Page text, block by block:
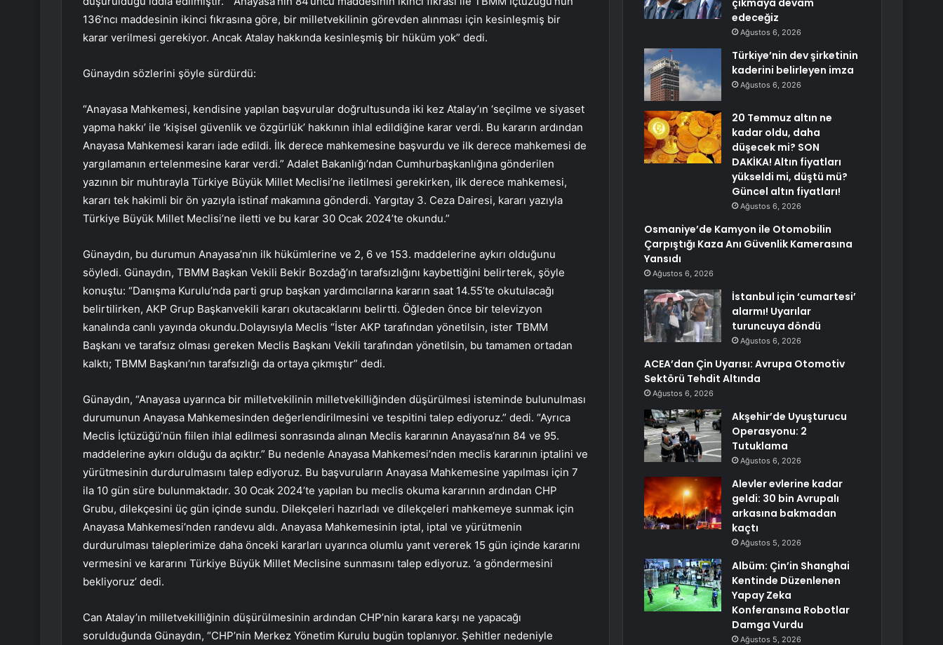
136’ncı maddesinin ikinci fıkrasına göre, bir milletvekilinin görevden alınması için kesinleşmiş bir
karar verilmesi gerekiyor. Ancak Atalay hakkında kesinleşmiş bir hüküm yok” dedi.
Günaydın sözlerini şöyle sürdürdü:
“Anayasa Mahkemesi, kendisine yapılan başvurular doğrultusunda iki kez Atalay’ın ‘seçilme ve siyaset
yapma hakkı’ ile ‘kişisel güvenlik ve özgürlük’ hakkının ihlal edildiğine karar verdi. Bu kararın ardından
Anayasa Mahkemesi kararı iade edildi. İlk derece mahkemesine başvurdu ve ilk derece mahkemesi de
yargılamanın ertelenmesine karar verdi.” Adalet Bakanlığı’ndan Cumhurbaşkanlığına gönderilen
yazının bir muhtırayla Türkiye Büyük Millet Meclisi’ne iletilmesi gerekirken, ilk derece mahkemesi,
kararı tek hakimli bir ön yazıyla istinaf makamına gönderdi. Yargıtay 3. Ceza Dairesi, kararı yazıyla
Türkiye Büyük Millet Meclisi’ne iletti ve bu karar 30 Ocak 2024’te okundu.”
Günaydın, bu durumun Anayasa’nın ilk hükümlerine ve 2, 6 ve 153. maddelerine aykırı olduğunu
söyledi. Günaydın, TBMM Başkan Vekili Bekir Bozdağ’ın tarafsızlığını kaybettiğini belirterek, şöyle
konuştu: “Danışma Kurulu’nda parti grup başkan yardımcılarına kararın saat 14.55’te okutulacağı
belirtilirken, AKP Grup Başkanvekili kararı okutacaklarını belirtti. Öğleden önce bir televizyon
kanalında canlı yayında okundu.Dolayısıyla Meclis “İster AKP tarafından yönetilsin, ister TBMM
Başkanı ve tarafsız olması gereken Meclis Başkanı Vekili tarafından yönetilsin, bu tamamen ortadan
kalktı; TBMM Başkanı’nın tarafsızlığı da ortaya çıkmıştır” dedi.
Günaydın, “Anayasa uyarınca bir milletvekilinin milletvekilliğinden düşürülmesi isteminde bulunulması
durumunun Anayasa Mahkemesinden değerlendirilmesini ve tespitini talep ediyoruz.” dedi. “Ayrıca
Meclis İçtüzüğü’nün fiilen ihlal edilmesi sonrasında alınan Meclis kararının Anayasa’nın 84 ve 95.
maddelerine aykırı olduğu da açıktır.” Bu nedenle Anayasa Mahkemesi’nden meclis kararının iptalini ve
yürütmesinin durdurulmasını talep ediyoruz. Bu başvuruların Anayasa Mahkemesine yapılması için 7
ila 10 gün süre bulunmaktadır. 30 Ocak 2024’te yapılan bu meclis okuma kararının ardından CHP
Grubu, dilekçesini üç gün içinde sundu. Dilekçeleri hazırladı ve dilekçeleri mahkemeye sunmak için
Anayasa Mahkemesi’nden randevu aldı. Anayasa Mahkemesinin iptal, iptal ve yürütmenin
durdurulması taleplerimize daha önceki kararları uyarınca olumlu yanıt vererek 15 gün içinde kararını
vermesini ve kararını Türkiye Büyük Millet Meclisine sunmasını talep ediyoruz. ‘a göndermesini
bekliyoruz’ dedi.
Can Atalay’ın milletvekilliğinin düşürülmesinin ardından CHP’nin karara karşı ne yapacağı
sorulduğunda Günaydın, “CHP’nin Merkez Yönetim Kurulu bugün toplanıyor. Şehitler nedeniyle
çıkmaya devam
edeceğiz
Ağustos 6, 2026
Türkiye’nin dev şirketinin
kaderini belirleyen imza
Ağustos 6, 2026
20 Temmuz altın ne
kadar oldu, daha
düşecek mi? SON
DAKİKA! Altın fiyatları
yükseldi mi, düştü mü?
Güncel altın fiyatları!
Ağustos 6, 2026
Osmaniye’de Kamyon ile Otomobilin
Çarpıştığı Kaza Anı Güvenlik Kamerasına
Yansıdı
Ağustos 6, 2026
İstanbul için ‘cumartesi’
alarmı! Uyarılar
turuncuya döndü
Ağustos 6, 2026
ACEA’dan Çin Uyarısı: Avrupa Otomotiv
Sektörü Tehdit Altında
Ağustos 6, 2026
Akşehir’de Uyuşturucu
Operasyonu: 2
Tutuklama
Ağustos 6, 2026
Alevler evlerine kadar
geldi: 30 bin Avrupalı
arkasına bakmadan
kaçtı
Ağustos 5, 2026
Albüm: Çin’in Shanghai
Kentinde Düzenlenen
Yapay Zeka
Konferansına Robotlar
Damga Vurdu
Ağustos 5, 2026